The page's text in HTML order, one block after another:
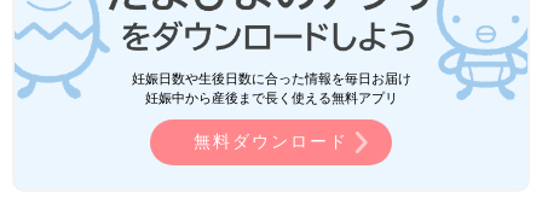
妊娠日数や生後日数に合った情報を毎日お届け
妊娠中から産後まで長く使える無料アプリ
無料ダウンロード